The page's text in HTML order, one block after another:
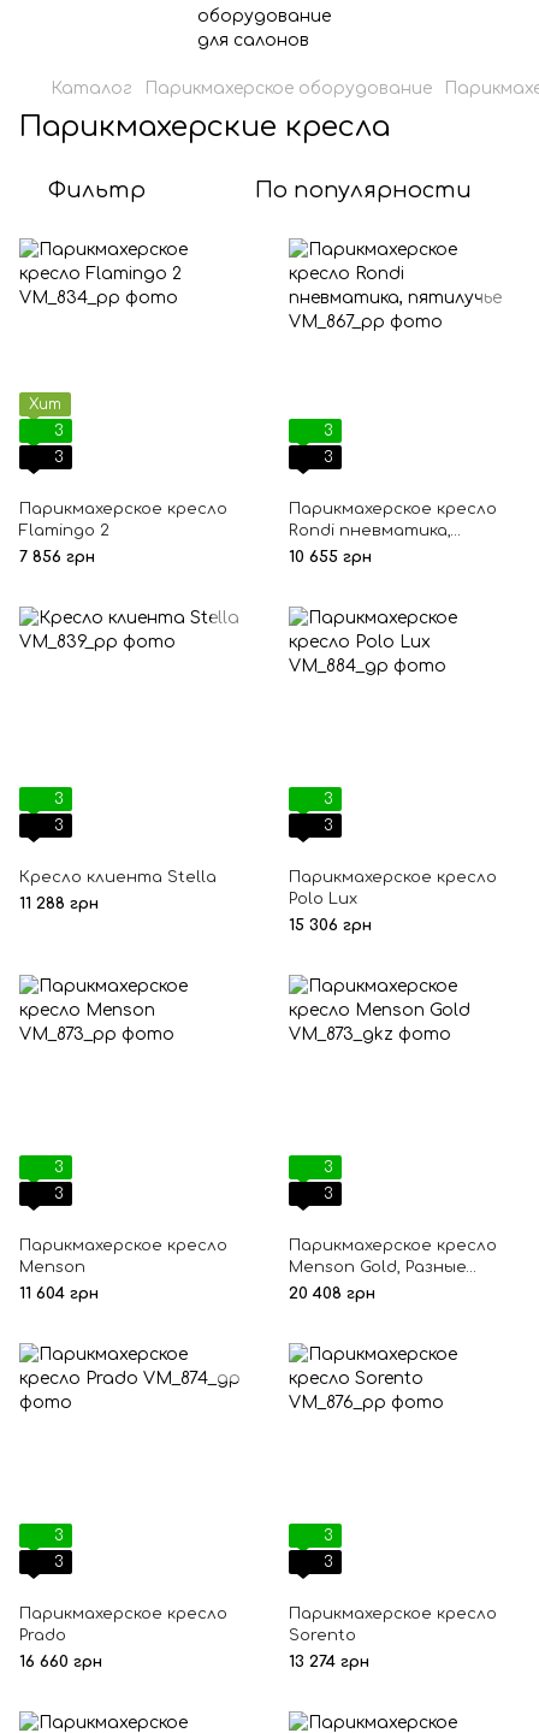
Каталог Парикмахерское оборудование
Парикмахерские кресла
Фильтр По популярности
Хит
3
3
Парикмахерское кресло
Flamingo 2
7 856 грн
3
3
Парикмахерское кресло
Rondi пневматика,
пятилучье
10 655 грн
3
3
Кресло клиента Stella
11 288 грн
3
3
Парикмахерское кресло
Polo Lux
15 306 грн
3
3
Парикмахерское кресло
Menson
11 604 грн
3
3
Парикмахерское кресло
Menson Gold, Разные
цвета, Гидравлический,
20 408 грн
3
3
Парикмахерское кресло
Prado
16 660 грн
3
3
Парикмахерское кресло
Sorento
13 274 грн